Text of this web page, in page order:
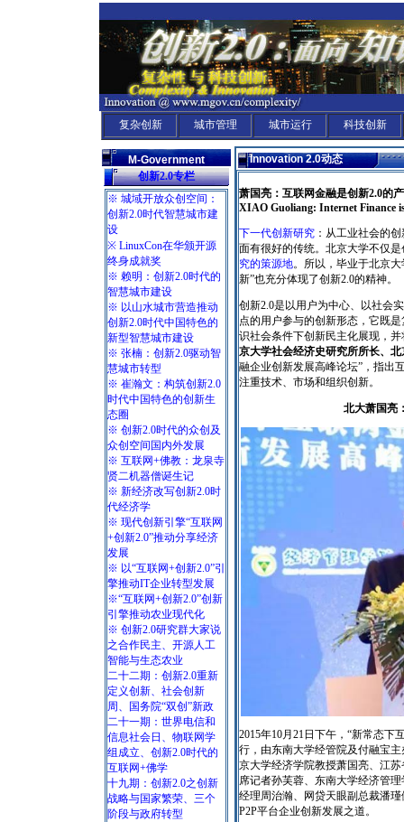
复杂创新 城市管理 城市运行 科技创新
M-Government
创新2.0专栏
※ 城域开放众创空间：
创新2.0时代智慧城市建
设
※ LinuxCon在华颁开源
终身成就奖
※ 赖明：创新2.0时代的
智慧城市建设
※ 以山水城市营造推动
创新2.0时代中国特色的
新型智慧城市建设
※ 张楠：创新2.0驱动智
慧城市转型
※ 崔瀚文：构筑创新2.0
时代中国特色的创新生
态圈
※ 创新2.0时代的众创及
众创空间国内外发展
※ 互联网+佛教：龙泉寺
贤二机器僧诞生记
※ 新经济改写创新2.0时
代经济学
※ 现代创新引擎“互联网
+创新2.0”推动分享经济
发展
※ 以“互联网+创新2.0”引
擎推动IT企业转型发展
※“互联网+创新2.0”创新
引擎推动农业现代化
※ 创新2.0研究群大家说
之合作民主、开源人工
智能与生态农业
二十二期：创新2.0重新
定义创新、社会创新
周、国务院“双创”新政
二十一期：世界电信和
信息社会日、物联网学
组成立、创新2.0时代的
互联网+佛学
十九期：创新2.0之创新
战略与国家繁荣、三个
阶段与政府转型
Innovation 2.0动态
萧国亮：互联网金融是创新2.0的
XIAO Guoliang: Internet Finance
下一代创新研究 ：从工业社会的
面有很好的传统。北京大学不仅
究的策源地。所以，毕业于北京
新”也充分体现了创新2.0的精神。
创新2.0是以用户为中心、以社会
点的用户参与的创新形态，它既
识社会条件下创新民主化展现，
京大学社会经济史研究所所长、
融企业创新发展高峰论坛”，指出
注重技术、市场和组织创新。
北大萧国亮
2015年10月21日下午，“新常态下
行，由东南大学经管院及付融宝
京大学经济学院教授萧国亮、江
席记者孙芙蓉、东南大学经济管
经理周治瀚、网贷天眼副总裁潘
P2P平台企业创新发展之道。